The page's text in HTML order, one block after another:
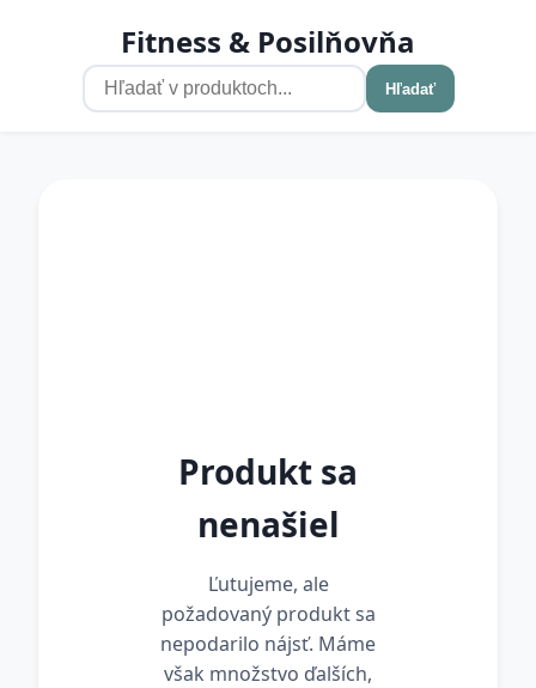
Fitness & Posilňovňa
Hľadať
Produkt sa
nenašiel
Ľutujeme, ale
požadovaný produkt sa
nepodarilo nájsť. Máme
však množstvo ďalších,